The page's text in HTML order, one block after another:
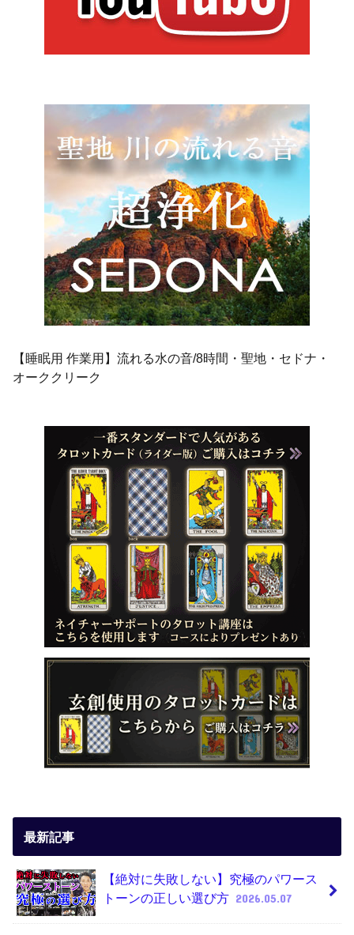
【睡眠用 作業用】流れる水の音/8時間・聖地・セドナ・
オーククリーク
最新記事
【絶対に失敗しない】究極のパワース
トーンの正しい選び方 2026.05.07